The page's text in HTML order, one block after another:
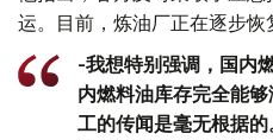
运。目前，炼油厂正在逐步恢
-我想特别强调，国内
内燃料油库存完全能
工的传闻是毫无根据